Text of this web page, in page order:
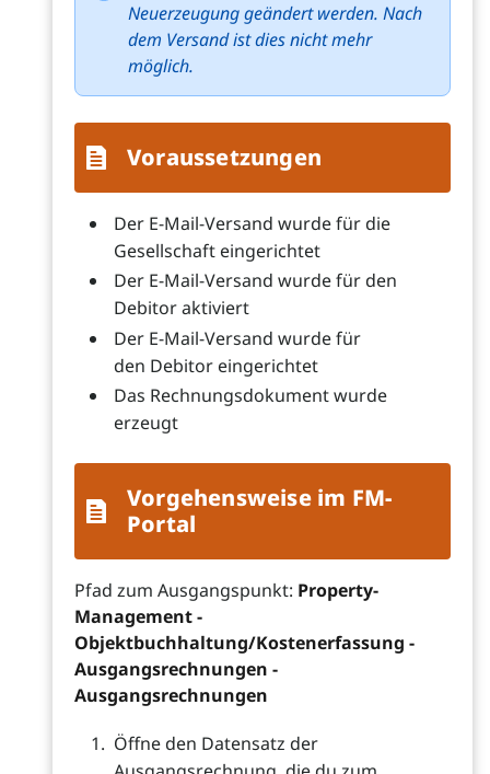
Neuerzeugung geändert werden. Nach
dem Versand ist dies nicht mehr
möglich.
Voraussetzungen
Der E-Mail-Versand wurde für die
Gesellschaft eingerichtet
Der E-Mail-Versand wurde für den
Debitor aktiviert
Der E-Mail-Versand wurde für
den Debitor eingerichtet
Das Rechnungsdokument wurde
erzeugt
Vorgehensweise im FM-
Portal
Pfad zum Ausgangspunkt: Property-
Management -
Objektbuchhaltung/Kostenerfassung -
Ausgangsrechnungen -
Ausgangsrechnungen
Öffne den Datensatz der